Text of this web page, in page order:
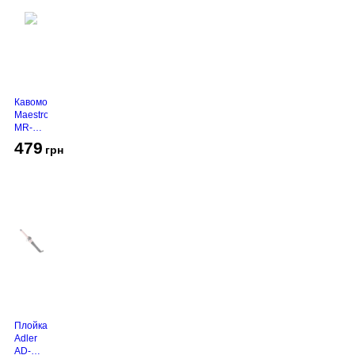
Кавомолка
Maestro
MR-
450
Grey
479 грн
Плойка
Adler
AD-